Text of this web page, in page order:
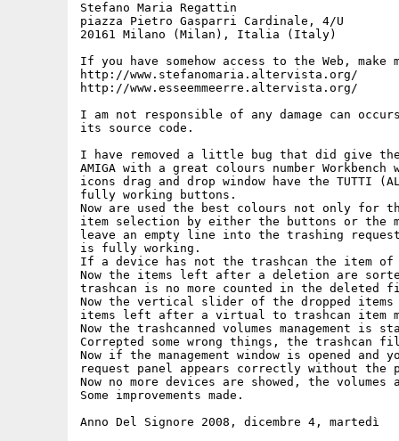
Stefano Maria Regattin
piazza Pietro Gasparri Cardinale, 4/U
20161 Milano (Milan), Italia (Italy)
If you have somehow access to the Web,
http://www.stefanomaria.altervista.org/
http://www.esseemmeerre.altervista.org/
I am not responsible of any damage can
its source code.
I have removed a little bug that did give
AMIGA with a great colours number
icons drag and drop window have the TUTTI
fully working buttons.
Now are used the best colours not only for
item selection by either the buttons or the
leave an empty line into the trashing
is fully working.
If a device has not the trashcan the item
Now the items left after a deletion are
trashcan is no more counted in the deleted
Now the vertical slider of the dropped
items left after a virtual to trashcan item
Now the trashcanned volumes management is
Correpted some wrong things, the trashcan
Now if the management window is opened
request panel appears correctly without the
Now no more devices are showed, the
Some improvements made.
Anno Del Signore 2008, dicembre 4, martedì